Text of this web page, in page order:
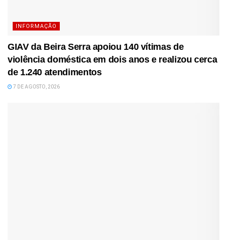
INFORMAÇÃO
GIAV da Beira Serra apoiou 140 vítimas de
violência doméstica em dois anos e realizou cerca
de 1.240 atendimentos
7 DE AGOSTO, 2026